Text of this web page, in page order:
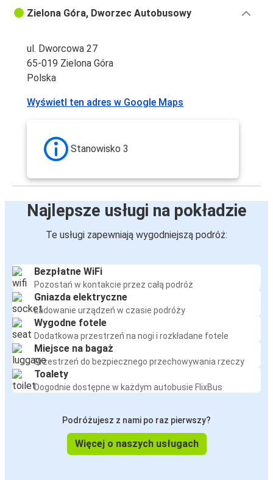
Zielona Góra, Dworzec Autobusowy
ul. Dworcowa 27
65-019 Zielona Góra
Polska
Wyświetl ten adres w Google Maps
Stanowisko 3
Najlepsze usługi na pokładzie
Te usługi zapewniają wygodniejszą podróż:
Bezpłatne WiFi
Pozostań w kontakcie przez całą podróż
Gniazda elektryczne
Ładowanie urządzeń w czasie podróży
Wygodne fotele
Dodatkowa przestrzeń na nogi i rozkładane fotele
Miejsce na bagaż
Przestrzeń do bezpiecznego przechowywania rzeczy
Toalety
Dogodnie dostępne w każdym autobusie FlixBus
Podróżujesz z nami po raz pierwszy?
Więcej o naszych usługach